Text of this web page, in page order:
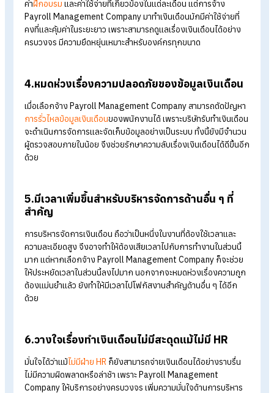
การคำนวณเงินเดือนจึงออกมาอย่างถูกต้อง แม่นยำ และตรงเวล
2.ไม่ต้องกังวลเรื่องภาษีและกฎหมายเพราะมีผู้
หมดกังวลได้เลย ถ้าหากคุณไม่มั่นใจเรื่องภาษีและกฎหมาย เพราะ
Payroll Management Company (บริษัทรับจ้างทำเงินเดือน) มีผู้
เชี่ยวชาญคอยดูแลและให้คำปรึกษาทุกขั้นตอน ทำให้ลดความเสี่ยง
อาจเกิดข้อผิดพลาดทางกฎหมาย
การควบคุมต้นทุนองค์กรในที่นี้หมายถึง การลดภาระต้นทุนที่เกี่ยว
ค่าฝึกอบรมและค่าใช้จ่ายที่เกี่ยวข้องในแต่ละเดือน แต่การจ้าง
Payroll Management Company มาทำเงินเดือนมักมีค่าใช้จ่ายที่
คงที่และคุ้มค่าในระยะยาว เพราะสามารถดูแลเรื่องเงินเดือนได้อย่า
ครบวงจร มีความยืดหยุ่นเหมาะสำหรับองค์กรทุกขนาด
4.หมดห่วงเรื่องความปลอดภัยของข้อมูลเงินเดือ
เมื่อเลือกจ้าง Payroll Management Company สามารถตัดปัญ
การรั่วไหลข้อมูลเงินเดือนของพนักงานได้ เพราะบริษัทรับทำเงินเ
จะดำเนินการจัดการและจัดเก็บข้อมูลอย่างเป็นระบบ ทั้งนี้ยังมีจำน